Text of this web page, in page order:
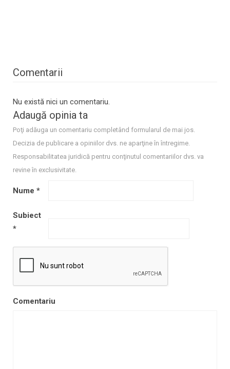
Comentarii
Nu există nici un comentariu.
Adaugă opinia ta
Poţi adăuga un comentariu completând formularul de mai jos.
Decizia de publicare a opiniilor dvs. ne aparţine în întregime.
Responsabilitatea juridică pentru conţinutul comentariilor dvs. va
revine în exclusivitate.
Nume *
Subiect
*
Comentariu